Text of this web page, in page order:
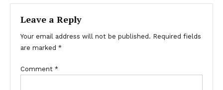
Leave a Reply
Your email address will not be published. Required fields
are marked *
Comment *